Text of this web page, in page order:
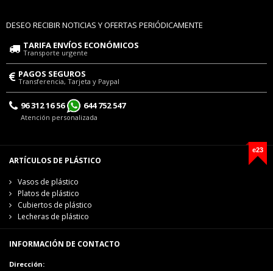
DESEO RECIBIR NOTICIAS Y OFERTAS PERIÓDICAMENTE
TARIFA ENVÍOS ECONÓMICOS
Transporte urgente
PAGOS SEGUROS
Transferencia, Tarjeta y Paypal
96 312 16 56 644 752 547
Atención personalizada
e23
ARTÍCULOS DE PLÁSTICO
Vasos de plástico
Platos de plástico
Cubiertos de plástico
Lecheras de plástico
INFORMACIÓN DE CONTACTO
Dirección: